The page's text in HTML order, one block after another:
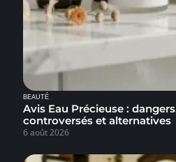
BEAUTÉ
Avis Eau Précieuse :
controversés et alternatives
6 août 2026